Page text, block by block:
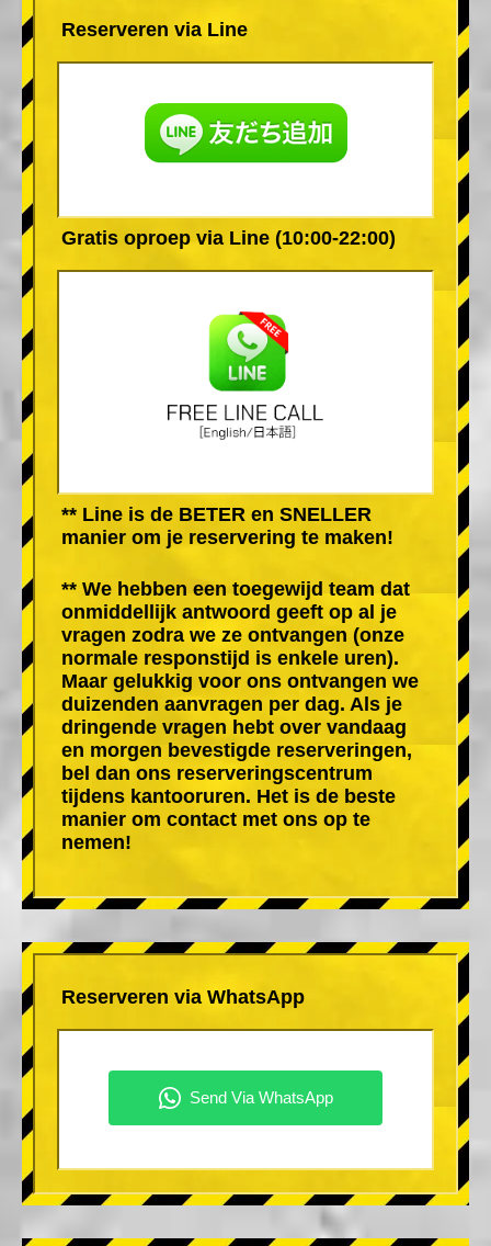
Reserveren via Line
Gratis oproep via Line (10:00-22:00)
** Line is de BETER en SNELLER
manier om je reservering te maken!
** We hebben een toegewijd team dat
onmiddellijk antwoord geeft op al je
vragen zodra we ze ontvangen (onze
normale responstijd is enkele uren).
Maar gelukkig voor ons ontvangen we
duizenden aanvragen per dag. Als je
dringende vragen hebt over vandaag
en morgen bevestigde reserveringen,
bel dan ons reserveringscentrum
tijdens kantooruren. Het is de beste
manier om contact met ons op te
nemen!
Reserveren via WhatsApp